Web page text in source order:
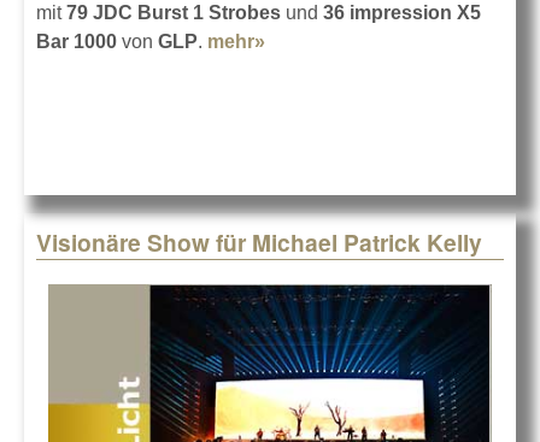
mit79 JDC Burst 1 Strobes und 36 impression X5
Bar 1000 von GLP. mehr»
Visionäre Show für Michael Patrick Kelly